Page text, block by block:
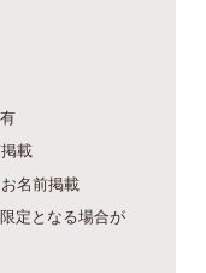
載
名前掲載
定となる場合が